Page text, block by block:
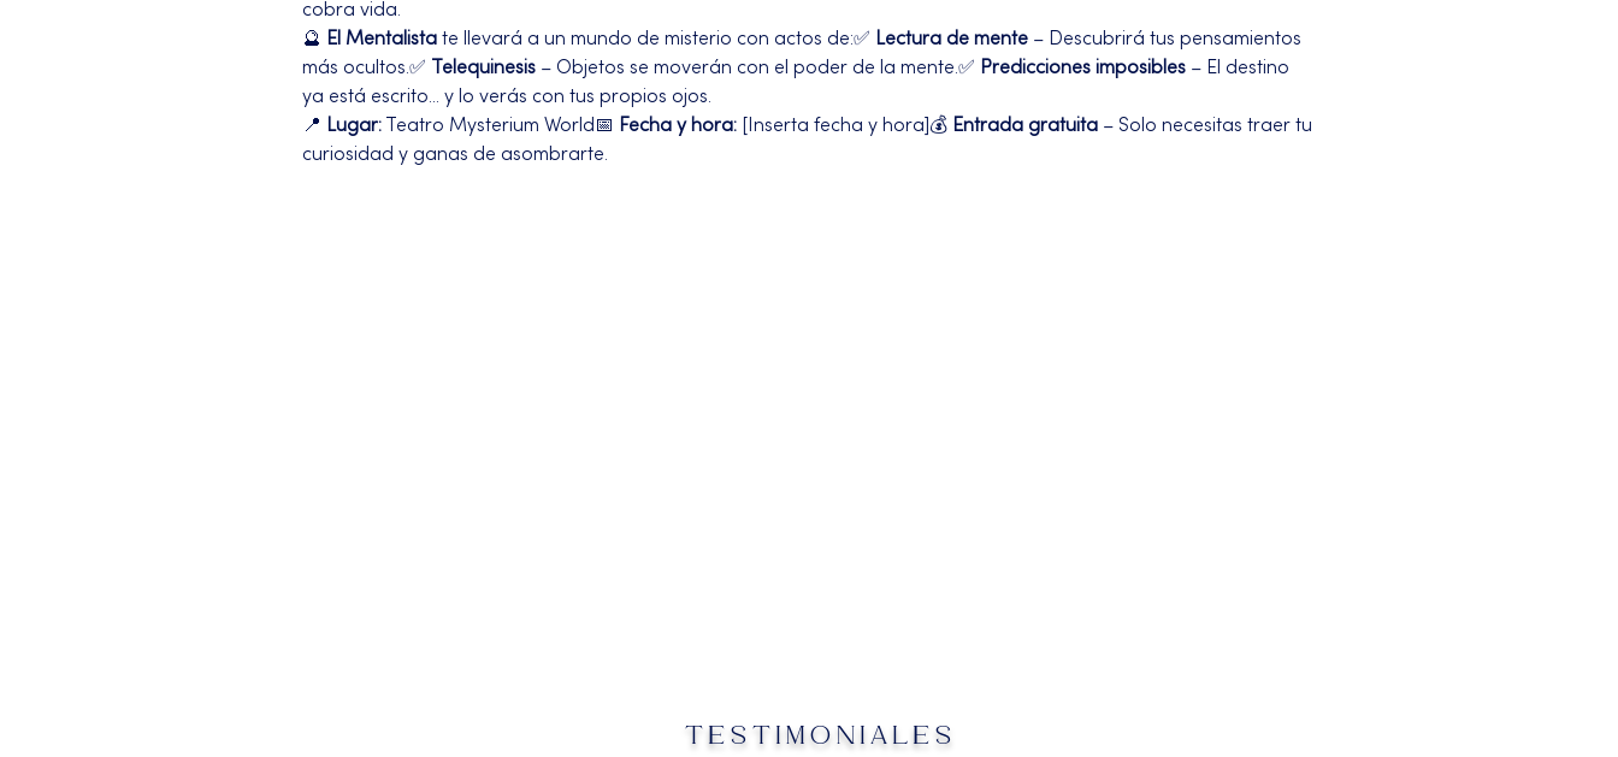
cobra vida.
🔮 El Mentalista te llevará a un mundo de misterio con actos de:✅ Lectura de mente – Descubrirá tus pensamientos
más ocultos.✅
Telequinesis – Objetos se moverán con el poder de la mente.✅ Predicciones imposibles – El destino
ya está escrito... y lo verás con tus propios ojos.
📍 Lugar: Teatro Mysterium World📅 Fecha y hora: [Inserta fecha y hora]💰 Entrada gratuita – Solo necesitas traer tu
curiosidad y ganas de asombrarte.
TESTIMONIALES